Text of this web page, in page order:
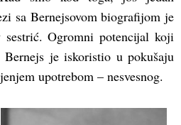
sa Bernejsovom biografijom je
Ogromni potencijal koji
je iskoristio u pokušaju
upotrebom – nesvesnog.